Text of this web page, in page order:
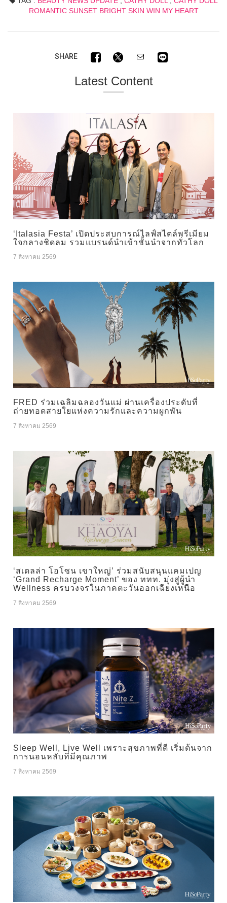
ROMANTIC SUNSET BRIGHT SKIN WIN MY HEART
SHARE
Latest Content
‘Italasia Festa’ เปิดประสบการณ์ไลฟ์สไตล์พรีเมียม
ใจกลางชิดลม รวมแบรนด์นำเข้าชั้นนำจากทั่วโลก
7 สิงหาคม 2569
FRED ร่วมเฉลิมฉลองวันแม่ ผ่านเครื่องประดับที่
ถ่ายทอดสายใยแห่งความรักและความผูกพัน
7 สิงหาคม 2569
‘สเตลล่า โอโซน เขาใหญ่’ ร่วมสนับสนุนแคมเปญ
‘Grand Recharge Moment’ ของ ททท. มุ่งสู่ผู้นำ
Wellness ครบวงจรในภาคตะวันออกเฉียงเหนือ
7 สิงหาคม 2569
Sleep Well, Live Well เพราะสุขภาพที่ดี เริ่มต้นจาก
การนอนหลับที่มีคุณภาพ
7 สิงหาคม 2569